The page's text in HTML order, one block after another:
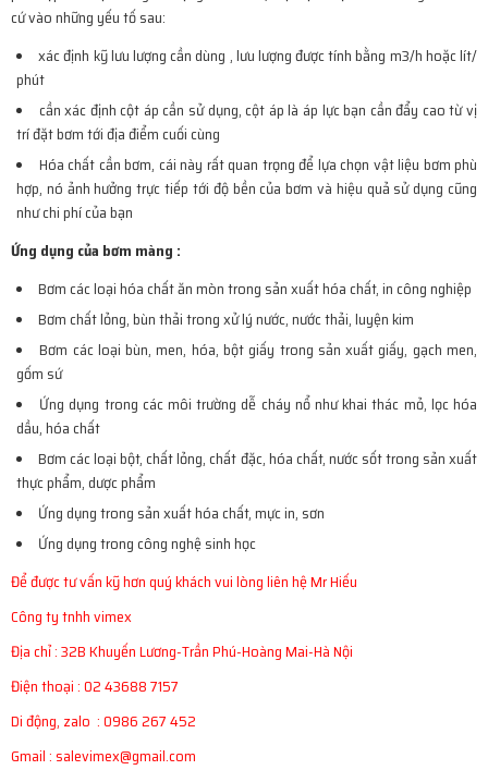
cứ vào những yếu tố sau:
xác định kỹ lưu lượng cần dùng , lưu lượng được tính bằng m3/h hoặc lít/
phút
cần xác định cột áp cần sử dụng, cột áp là áp lực bạn cần đẩy cao từ vị
trí đặt bơm tới địa điểm cuối cùng
Hóa chất cần bơm, cái này rất quan trọng để lựa chọn vật liệu bơm phù
hợp, nó ảnh hưởng trực tiếp tới độ bền của bơm và hiệu quả sử dụng cũng
như chi phí của bạn
Ứng dụng của bơm màng :
Bơm các loại hóa chất ăn mòn trong sản xuất hóa chất, in công nghiệp
Bơm chất lỏng, bùn thải trong xử lý nước, nước thải, luyện kim
Bơm các loại bùn, men, hóa, bột giấy trong sản xuất giấy, gạch men,
gốm sứ
Ứng dụng trong các môi trường dễ cháy nổ như khai thác mỏ, lọc hóa
dầu, hóa chất
Bơm các loại bột, chất lỏng, chất đặc, hóa chất, nước sốt trong sản xuất
thực phẩm, dược phẩm
Ứng dụng trong sản xuất hóa chất, mực in, sơn
Ứng dụng trong công nghệ sinh học
Để được tư vấn kỹ hơn quý khách vui lòng liên hệ Mr Hiếu
Công ty tnhh vimex
Địa chỉ : 32B Khuyến Lương-Trần Phú-Hoàng Mai-Hà Nội
Điện thoại : 02 43688 7157
Di động, zalo : 0986 267 452
Gmail : salevimex@gmail.com